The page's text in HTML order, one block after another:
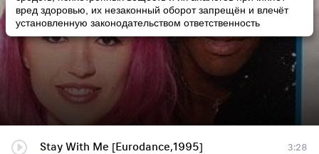
вред здоровью, их незаконный оборот запрещён и влечёт
установленную законодательством ответственность
Beat System
Stay With Me [Eurodance,1995]
3:28